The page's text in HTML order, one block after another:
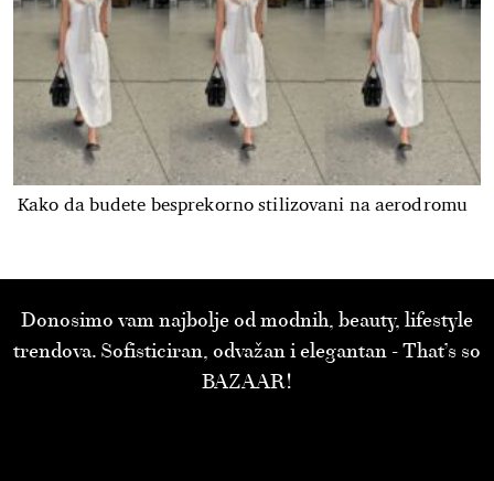
Kako da budete besprekorno stilizovani na aerodromu
Donosimo vam najbolje od modnih, beauty, lifestyle
trendova. Sofisticiran, odvažan i elegantan - That’s so
BAZAAR!